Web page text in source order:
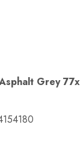
Grey